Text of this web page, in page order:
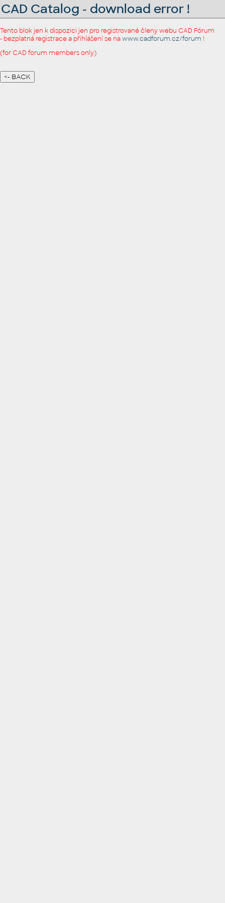
CAD Catalog - download error !
Tento blok jen k dispozici jen pro registrované členy webu CAD Fórum
- bezplatná registrace a přihlášení se nawww.cadforum.cz/forum !
(for CAD forum members only)